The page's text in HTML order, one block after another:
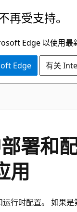
再受支持。
Edge 以使用最
Edge 有关
署和
用
行时配置。 如果